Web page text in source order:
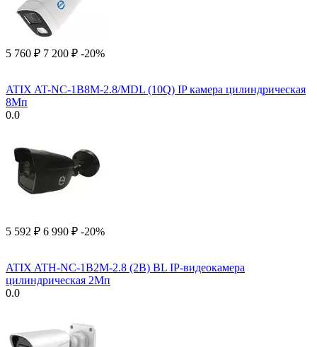
5 760 ₽ 7 200 ₽ -20%
ATIX AT-NC-1B8M-2.8/MDL (10Q) IP камера цилиндрическая
8Мп
0.0
5 592 ₽ 6 990 ₽ -20%
ATIX ATH-NC-1B2M-2.8 (2B) BL IP-видеокамера
цилиндрическая 2Мп
0.0